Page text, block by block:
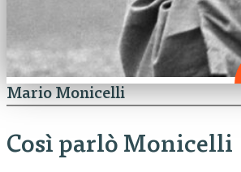
Mario Monicelli
Così parlò Monicelli